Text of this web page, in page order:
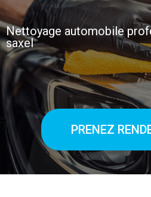
Nettoyage automobile
saxel
PRENEZ